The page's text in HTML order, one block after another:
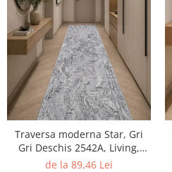
Traversa moderna Star, Gri
Gri Deschis 2542A, Living,
Dormitor, Hol, 100 x 200 cm
de la 89,46 Lei